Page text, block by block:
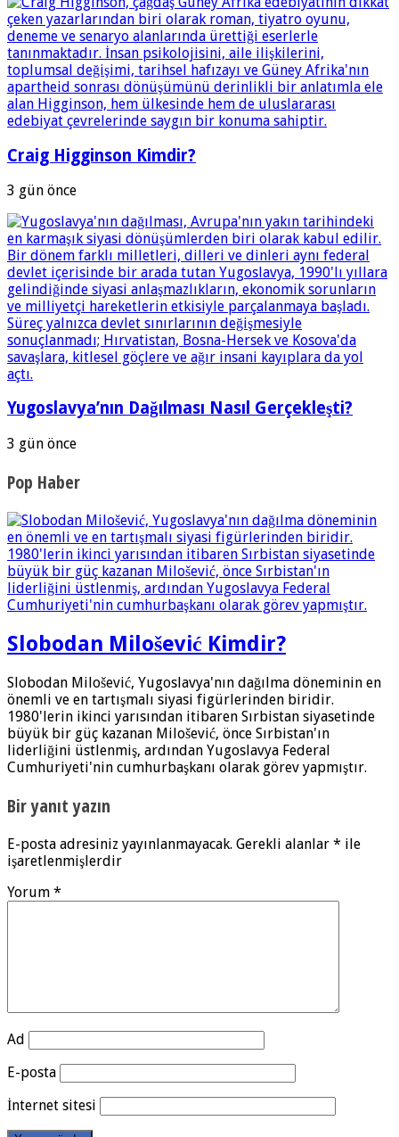
Craig Higginson Kimdir?
3 gün önce
Yugoslavya’nın Dağılması Nasıl Gerçekleşti?
3 gün önce
Pop Haber
Slobodan Milošević Kimdir?
Slobodan Milošević, Yugoslavya'nın dağılma döneminin en
önemli ve en tartışmalı siyasi figürlerinden biridir.
1980'lerin ikinci yarısından itibaren Sırbistan siyasetinde
büyük bir güç kazanan Milošević, önce Sırbistan'ın
liderliğini üstlenmiş, ardından Yugoslavya Federal
Cumhuriyeti'nin cumhurbaşkanı olarak görev yapmıştır.
Bir yanıt yazın
E-posta adresiniz yayınlanmayacak. Gerekli alanlar * ile
işaretlenmişlerdir
Yorum *
Ad
E-posta
İnternet sitesi